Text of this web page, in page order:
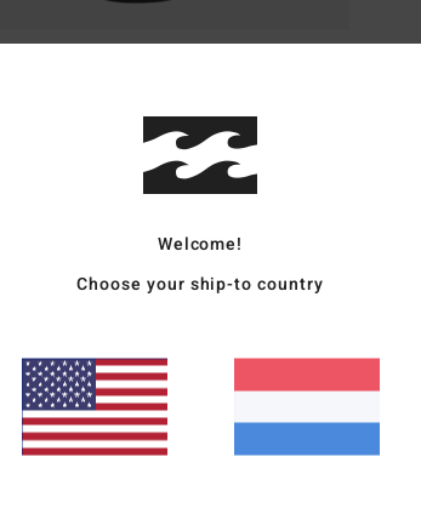
Welcome!
Choose your ship-to country